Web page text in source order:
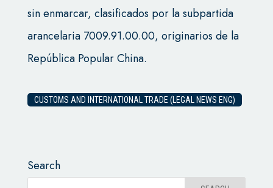
sin enmarcar, clasificados por la subpartida
arancelaria 7009.91.00.00, originarios de la
República Popular China.
CUSTOMS AND INTERNATIONAL TRADE (LEGAL NEWS ENG)
Search